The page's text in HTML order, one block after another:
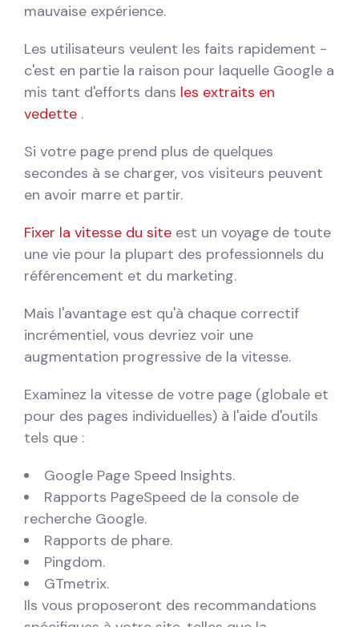
mauvaise expérience.
Les utilisateurs veulent les faits rapidement -
c'est en partie la raison pour laquelle Google a
mis tant d'efforts dans les extraits en
vedette .
Si votre page prend plus de quelques
secondes à se charger, vos visiteurs peuvent
en avoir marre et partir.
Fixer la vitesse du site est un voyage de toute
une vie pour la plupart des professionnels du
référencement et du marketing.
Mais l'avantage est qu'à chaque correctif
incrémentiel, vous devriez voir une
augmentation progressive de la vitesse.
Examinez la vitesse de votre page (globale et
pour des pages individuelles) à l'aide d'outils
tels que :
Google Page Speed ​​​​Insights.
Rapports PageSpeed ​​de la console de
recherche Google.
Rapports de phare.
Pingdom.
GTmetrix.
Ils vous proposeront des recommandations